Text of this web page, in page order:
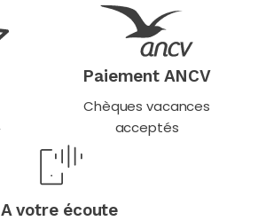
Paiement ANCV
Chèques vacances
acceptés
A votre écoute